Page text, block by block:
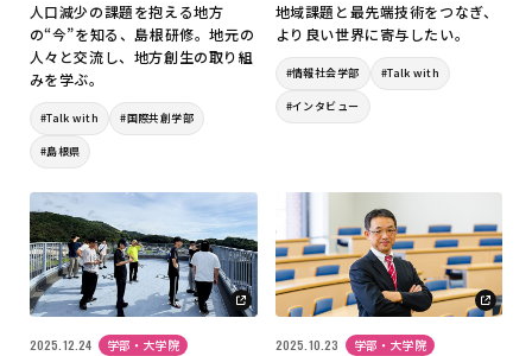
人口減少の課題を抱える地方
の“今”を知る、島根研修。地元の
人々と交流し、地方創生の取り組
みを学ぶ。
#Talk with #国際共創学部
#島根県
地域課題と最先端技術をつなぎ、
より良い世界に寄与したい。
#情報社会学部 #Talk with
#インタビュー
2025.12.24 学部・大学院 2025.10.23 学部・大学院